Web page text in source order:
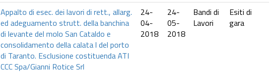
Appalto di esec. dei lavori di rett., allarg.
ed adeguamento strutt. della banchina
di levante del molo San Cataldo e
consolidamento della calata l del porto
di Taranto. Esclusione costituenda ATI
CCC Spa/Gianni Rotice Srl
24-
04-
2018
24-
05-
2018
Bandi di
Lavori
Esiti di
gara